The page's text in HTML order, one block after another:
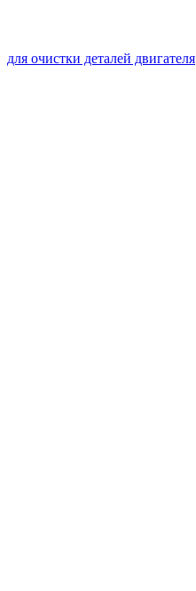
для очистки деталей двигателя